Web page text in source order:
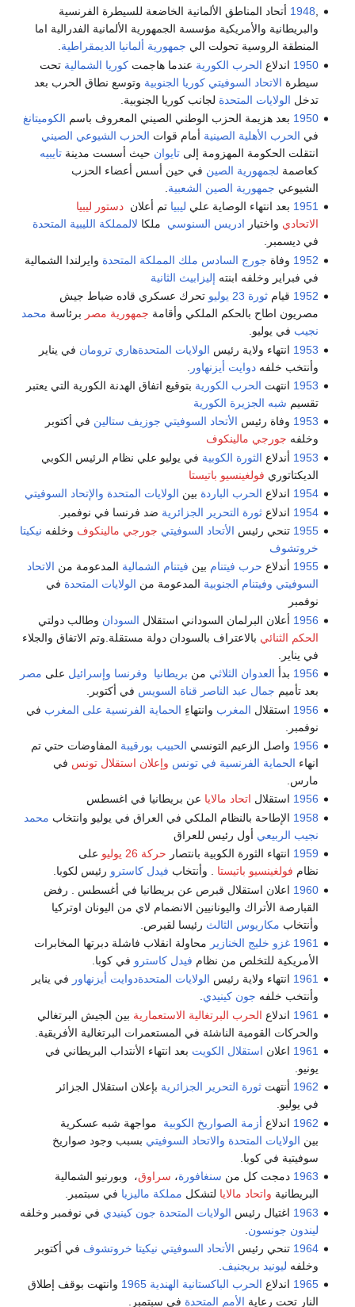
,
1948 أتحاد المناطق الألمانية الخاضعة للسيطرة الفرنسية
والبريطانية والأمريكية مؤسسة الجمهورية الألمانية الفدرالية اما
المنطقة الروسية تحولت الي جمهورية ألمانيا الديمقراطية.
1950 اندلاع الحرب الكورية عندما هاجمتكوريا الشمالية تحت
سيطرة الاتحاد السوفيتي كوريا الجنوبية وتوسع نطاق الحرب بعد
تدخل الولايات المتحدة لجانب كوريا الجنوبية.
1950 بعد هزيمة الحزب الوطني الصيني المعروف باسم الكوميتانغ
في الحرب الأهلية الصينية أمام قوات الحزب الشيوعي الصيني
انتقلت الحكومة المهزومة إلىتايوان حيث أسست مدينةتايبيه
كعاصمة لجمهورية الصين في حين أسس أعضاء الحزب
الشيوعي جمهورية الصين الشعبية
1951 بعد انتهاء الوصاية علي ليبيا تم أعلاندستور ليبيا
الاتحادي واختيار ادريس السنوسي ملكا لالمملكة الليبية المتحدة
في ديسمبر.
1952 وفاة جورج السادس ملك المملكة المتحدة وايرلندا الشمالية
في فبراير وخلفه ابنته إليزابيث الثانية
1952 قيامثورة 23 يوليو
تحرك عسكري قاده ضباط جيش
مصريون اطاح بالحكم الملكي وأقامة جمهورية مصر برئاسة محمد
نجيب في يوليو.
1953 انتهاء ولاية رئيس الولايات المتحدةهاري ترومان في يناير
وأنتخب خلفهدوايت أيزنهاور
1953 انتهت الحرب الكورية بتوقيع اتفاق الهدنة الكورية التي يعتبر
تقسيم شبه الجزيرة الكورية
1953 وفاة رئيس الأتحاد السوفيتي جوزيف ستالين في أكتوبر
وخلفه جورجي مالينكوف
1953 أندلاع الثورة الكوبية في يوليو علي نظام الرئيس الكوبي
الديكتاتوري فولغينسيو باتيستا
1954 اندلاع الحرب الباردة بين الولايات المتحدة والإتحاد السوفيتي
1954 اندلاعثورة التحرير الجزائرية ضد فرنسا في نوفمبر.
1955 تنحي رئيس الأتحاد السوفيتي جورجي مالينكوف وخلفه نيكيتا
خروتشوف
1955 أندلاع حرب فيتنام بين فيتنام الشمالية المدعومة من الاتحاد
السوفيتي وفيتنام الجنوبية المدعومة من الولايات المتحدة في
نوفمبر
1956 أعلان البرلمان السوداني استقلال السودان وطالب دولتي
الحكم الثنائي بالاعتراف بالسودان دولة مستقلة.وتم الاتفاق والجلاء
في يناير.
1956 بدأ العدوان الثلاثي من بريطانيا وفرنسا وإسرائيل على مصر
بعد تأميم جمال عبد الناصر قناة السويس في أكتوبر.
1956 استقلال المغرب وانتهاءِ الحماية الفرنسية على المغرب في
نوفمبر.
1956 واصل الزعيم التونسي الحبيب بورقيبة المفاوضات حتي تم
انهاء الحماية الفرنسية في تونس وإعلان استقلال تونس في
مارس.
1956 استقلال اتحاد مالايا عن بريطانيا في اغسطس
1958 الإطاحة بالنظام الملكي في العراق في يوليو وانتخاب محمد
نجيب الربيعي أول رئيس للعراق
1959 انتهاء الثورة الكوبية بانتصار حركة 26 يوليو
على
نظام فولغينسيو باتيستا . وأنتخاب فيدل كاسترو رئيس لكوبا.
1960 اعلان استقلال قبرص عن بريطانيا في أغسطس . رفض
القبارصة الأتراك واليونانيين الانضمام لاي من اليونان اوتركيا
وأنتخاب مكاريوس الثالث رئيسا لقبرص.
1961 غزو خليج الخنازير محاولة انقلاب فاشلة دبرتها المخابرات
الأمريكية للتخلص من نظام فيدل كاسترو في كوبا.
1961 انتهاء ولاية رئيس الولايات المتحدةدوايت أيزنهاور في يناير
وأنتخب خلفه جون كينيدي.
1961 اندلاع الحرب البرتغالية الاستعمارية بين الجيش البرتغالي
والحركات القومية الناشئة في المستعمرات البرتغالية الأفريقية.
1961 اعلان استقلال الكويت بعد انتهاء الأنتداب البريطاني في
يونيو.
1962 أنتهتثورة التحرير الجزائرية بإعلان استقلال الجزائر
في يوليو.
1962 اندلاع أزمة الصواريخ الكوبية مواجهة شبه عسكرية
بين الولايات المتحدة والاتحاد السوفيتي بسبب وجود صواريخ
سوفيتية في كوبا.
1963 دمجت كل من سنغافورة، سراوق، وبورنيو الشمالية
البريطانية واتحاد مالايا لتشكل مملكة ماليزيا في سبتمبر.
1963 اغتيال رئيس الولايات المتحدة جون كينيدي في نوفمبر وخلفه
ليندون جونسون
1964 تنحي رئيس الأتحاد السوفيتي نيكيتا خروتشوف في أكتوبر
وخلفه ليونيد بريجنيف
1965 اندلاع الحرب الباكستانية الهندية 1965
وانتهت بوقف إطلاق
النار تحت رعاية الأمم المتحدة في سبتمبر.